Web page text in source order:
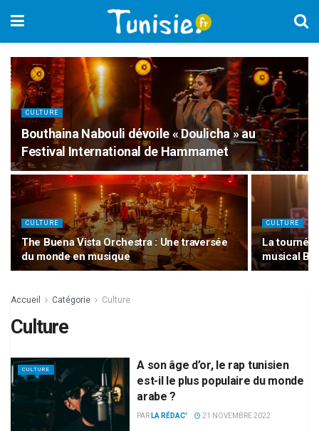
CULTURE
Bouthaina Nabouli dévoile « Doulicha » au
Festival International de Hammamet
CULTURE
The Buena Vista Orchestra : Une traversée
du monde en musique
CULTURE
La tournée
musical
Accueil Catégorie Culture
Culture
CULTURE
A son âge d’or, le rap tunisien
est-il le plus populaire du monde
arabe ?
PAR LA RÉDAC' 21 NOVEMBRE 2022